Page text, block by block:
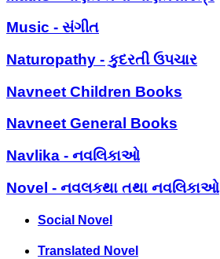
Music - સંગીત
Naturopathy - કુદરતી ઉપચાર
Navneet Children Books
Navneet General Books
Navlika - નવલિકાઓ
Novel - નવલકથા તથા નવલિકાઓ
Social Novel
Translated Novel